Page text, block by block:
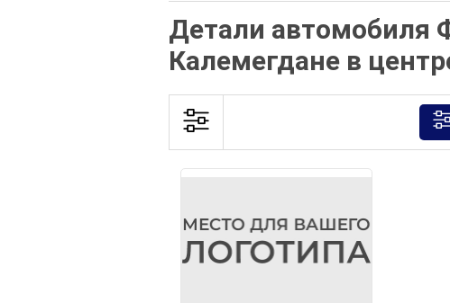
Детали автомобиля
Калемегдане в